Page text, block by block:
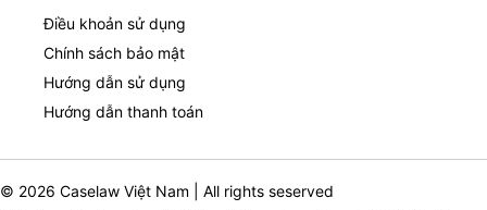
Điều khoản sử dụng
Chính sách bảo mật
Hướng dẫn sử dụng
Hướng dẫn thanh toán
© 2026 Caselaw Việt Nam | All rights seserved